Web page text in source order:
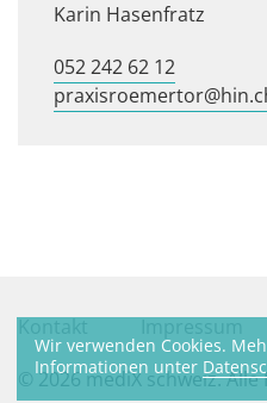
Wir verwenden Cookies.
Informationen unter
Karin Hasenfratz
052 242 62 12
© 2026 mediX schweiz.